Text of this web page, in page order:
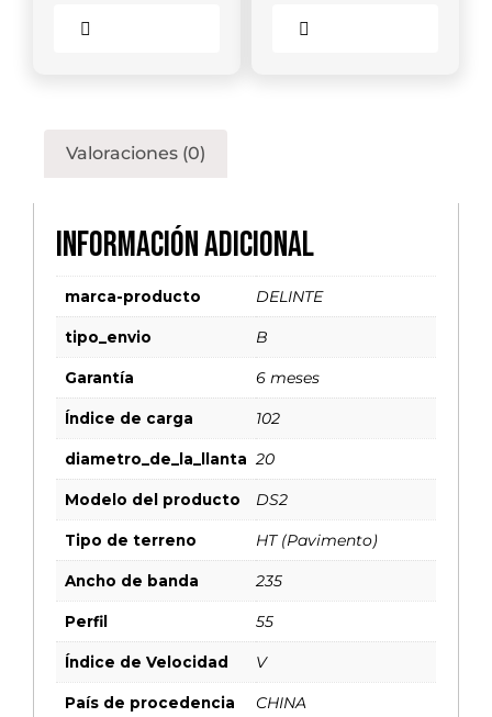
Valoraciones (0)
Información adicional
marca-producto DELINTE
tipo_envio B
Garantía 6 meses
Índice de carga 102
diametro_de_la_llanta 20
Modelo del producto DS2
Tipo de terreno HT (Pavimento)
Ancho de banda 235
Perfil 55
Índice de Velocidad V
País de procedencia CHINA